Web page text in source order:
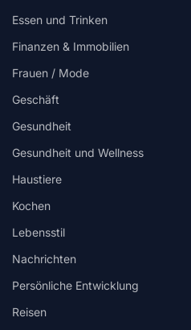
Essen und Trinken
Finanzen & Immobilien
Frauen / Mode
Geschäft
Gesundheit
Gesundheit und Wellness
Haustiere
Kochen
Lebensstil
Nachrichten
Persönliche Entwicklung
Reisen